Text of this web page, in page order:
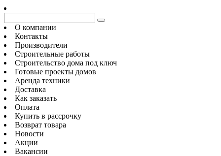
О компании
Контакты
Производители
Строительные работы
Строительство дома под ключ
Готовые проекты домов
Аренда техники
Доставка
Как заказать
Оплата
Купить в рассрочку
Возврат товара
Новости
Акции
Вакансии